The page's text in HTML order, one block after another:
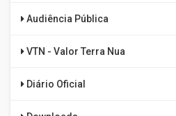
Audiência Pública
VTN - Valor Terra Nua
Diário Oficial